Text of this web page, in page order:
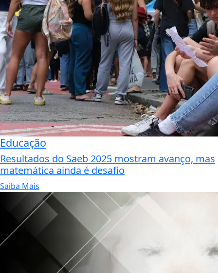
Educação
Resultados do Saeb 2025 mostram avanço, mas
matemática ainda é desafio
Saiba Mais